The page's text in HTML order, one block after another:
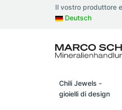
Il vostro produttore
Deutsch
Chili Jewels -
gioielli di design